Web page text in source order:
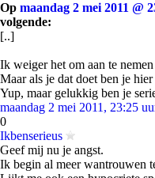
Op maandag 2 mei 2011 @
volgende:
[..]
Ik weiger het om aan te
Maar als je dat doet ben je
Yup, maar gelukkig ben je
maandag 2 mei 2011, 23:25
0
Ikbenserieus
Geef mij nu je angst.
Ik begin al meer wantrouwen